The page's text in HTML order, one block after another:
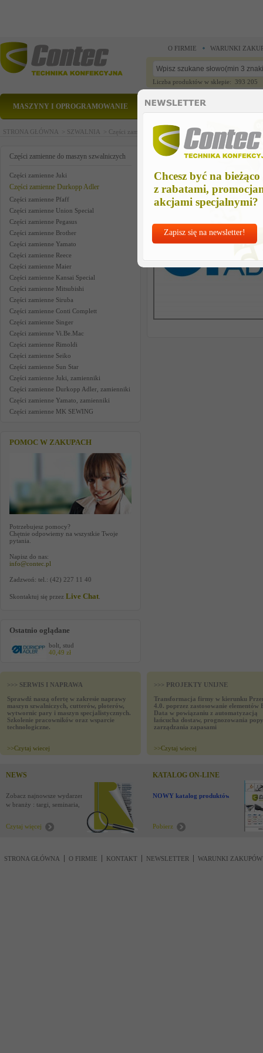
Chcesz być na bieżąco
z rabatami,
akcjami specjalnymi?
Zapisz się na newsletter!
O FIRMIE WARUNKI
Liczba produktów w sklepie: 393 205
MASZYNY I OPROGRAMOWANIE CZĘŚCI ZAMIENNE
STRONA GŁÓWNA > SZWALNIA > Części zamienne do maszyn szwalniczych >Części
Części zamienne do maszyn szwalniczych
Części zamienne Juki
Części zamienne Durkopp Adler
Części zamienne Pfaff
Części zamienne Union Special
Części zamienne Pegasus
Części zamienne Brother
Części zamienne Yamato
Części zamienne Reece
Części zamienne Maier
Części zamienne Kansai Special
Części zamienne Mitsubishi
Części zamienne Siruba
Części zamienne Conti Complett
Części zamienne Singer
Części zamienne Vi.Be.Mac
Części zamienne Rimoldi
Części zamienne Seiko
Części zamienne Sun Star
Części zamienne Juki, zamienniki
Części zamienne Durkopp Adler, zamienniki
Części zamienne Yamato, zamienniki
Części zamienne MK SEWING
POMOC W ZAKUPACH
Potrzebujesz pomocy?
Chętnie odpowiemy na wszystkie Twoje
pytania.
Napisz do nas:
info@contec.pl
Zadzwoń: tel.: (42) 227 11 40
Skontaktuj się przez Live Chat
Ostatnio oglądane
bolt, stud
40,49 zł
bolt, stud
>>> SERWIS I NAPRAWA
Sprawdź naszą ofertę w zakresie naprawy
maszyn szwalniczych, cutterów, ploterów,
wytwornic pary i maszyn specjalistycznych.
Szkolenie pracowników oraz wsparcie
technologiczne.
>>Czytaj wiecej
>>> PROJEKTY UNIJNE
Transformacja firmy w kierunku
4.0. poprzez zastosowanie elementów
Data w powiązaniu z automatyzacją
łańcucha dostaw, prognozowania
zarządzania zapasami
>>Czytaj wiecej
NEWS
Zobacz najnowsze wydarzenia
w branży : targi, seminaria,
Czytaj więcej
KATALOG ON-LINE
NOWY katalog produktów !
Pobierz
STRONA GŁÓWNA O FIRMIE KONTAKT NEWSLETTER WARUNKI ZAKUPÓW